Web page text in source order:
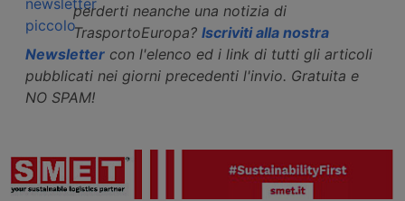
perderti neanche una notizia di
TrasportoEuropa? Iscriviti alla nostra
Newsletter con l'elenco ed i link di tutti gli articoli
pubblicati nei giorni precedenti l'invio. Gratuita e
NO SPAM!